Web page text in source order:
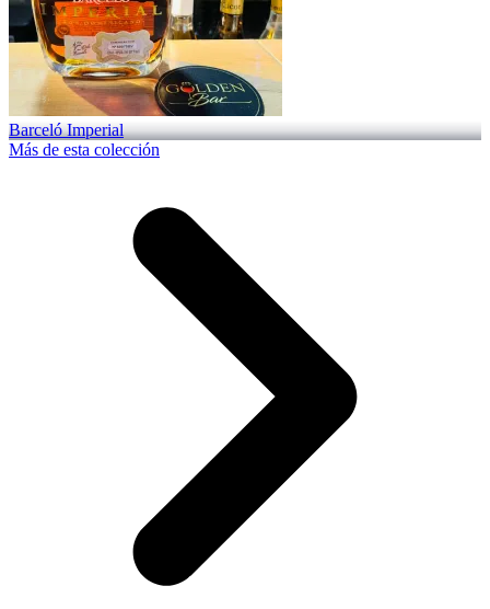
Barceló Imperial
Más de esta colección